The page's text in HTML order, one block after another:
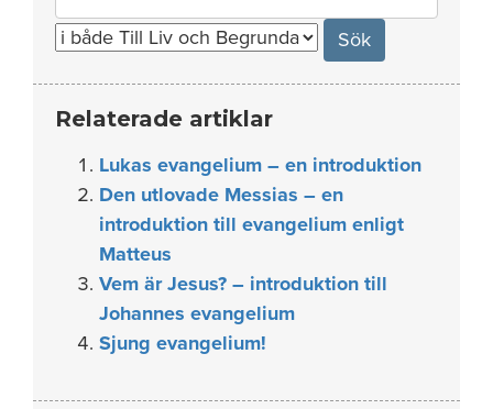
for:
Relaterade artiklar
Lukas evangelium – en introduktion
Den utlovade Messias – en
introduktion till evangelium enligt
Matteus
Vem är Jesus? – introduktion till
Johannes evangelium
Sjung evangelium!